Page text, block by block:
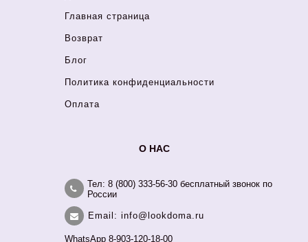
Главная страница
Возврат
Блог
Политика конфиденциальности
Оплата
О НАС
Тел: 8 (800) 333-56-30 бесплатный звонок по
России
Email: info@lookdoma.ru
WhatsApp 8-903-120-18-00